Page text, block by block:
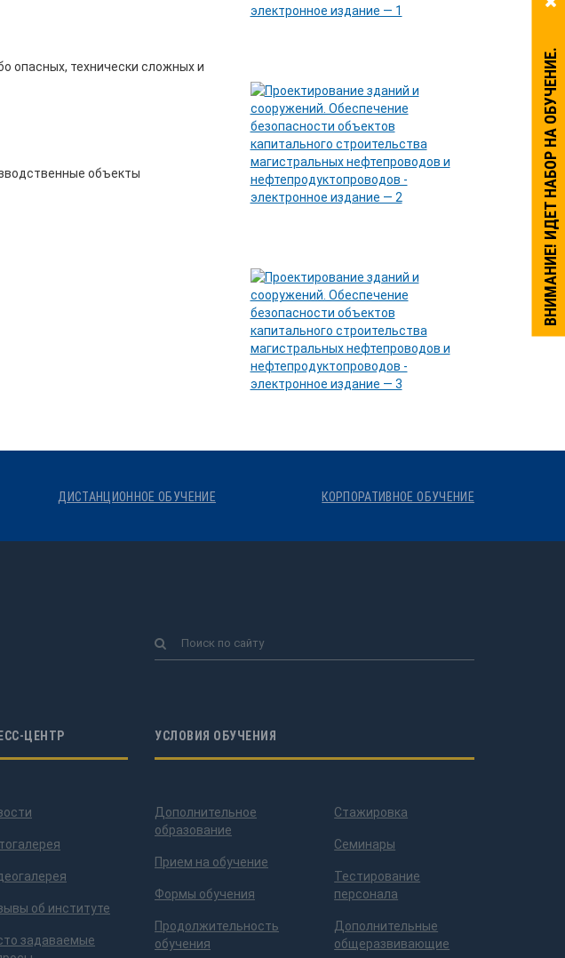
ВНИМАНИЕ! ИДЕТ НАБОР НА ОБУЧЕНИЕ.
опасных, технически сложных и
объекты
ДИСТАНЦИОННОЕ ОБУЧЕНИЕ КОРПОРАТИВНОЕ ОБУЧЕНИЕ
ЦЕНТР
об институте
задаваемые
УСЛОВИЯ ОБУЧЕНИЯ
Дополнительное
образование
Прием на обучение
Формы обучения
Продолжительность
обучения
Стажировка
Семинары
Тестирование
персонала
Дополнительные
общеразвивающие